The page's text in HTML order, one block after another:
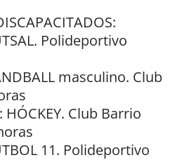
Polideportivo
masculino. Club
Club Barrio
11. Polideportivo